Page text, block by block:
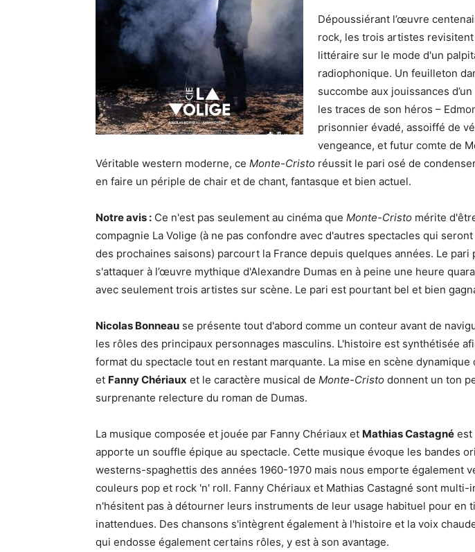
Dépoussiérant l’œuvre
rock, les trois artistes
littéraire sur le mode d'un
radiophonique. Un feuilleton
succombe aux jouissances
les traces de son héros –
prisonnier évadé, assoiffé de
vengeance, et futur comte de
Véritable western moderne, ce Monte-Cristo réussit le pari osé de
en faire un périple de chair et de chant, fantasque et bien actuel.
Notre avis : Ce n'est pas seulement au cinéma que Monte-Cristo mérite
compagnie La Volige (à ne pas confondre avec d'autres spectacles qui
des prochaines saisons) parcourt la France depuis quelques années. Le pari
s'attaquer à l’œuvre mythique d'Alexandre Dumas en à peine une heure
avec seulement trois artistes sur scène. Le pari est pourtant bel et bien
Nicolas Bonneau se présente tout d'abord comme un conteur avant de
les rôles des principaux personnages masculins. L'histoire est synthétisée
format du spectacle tout en restant marquante. La mise en scène dynamique
et Fanny Chériaux et le caractère musical de Monte-Cristo donnent un ton
surprenante relecture du roman de Dumas.
La musique composée et jouée par Fanny Chériaux et Mathias Castagné est
apporte un souffle épique au spectacle. Cette musique évoque les bandes
westerns-spaghettis des années 1960-1970 mais nous emporte également
couleurs pop et rock 'n' roll. Fanny Chériaux et Mathias Castagné sont
n'hésitent pas à détourner leurs instruments de leur usage habituel pour en
inattendues. Des chansons s'intègrent également à l'histoire et la voix
qui endosse également certains rôles, y est à son avantage.